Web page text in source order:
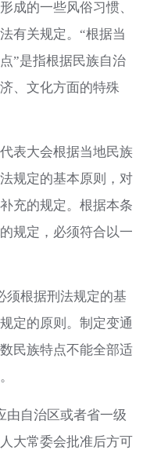
成的一些风俗习惯、
有关规定。“根据当
”是指根据民族自治
、文化方面的特殊
表大会根据当地民族
规定的基本原则，对
充的规定。根据本条
规定，必须符合以一
须根据刑法规定的基
定的原则。制定变通
民族特点不能全部适
由自治区或者省一级
大常委会批准后方可